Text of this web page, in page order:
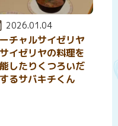
投稿日:
2026.01.04
チャルサイゼリヤ
イゼリヤの料理を
したりくつろいだ
るサバキチくん